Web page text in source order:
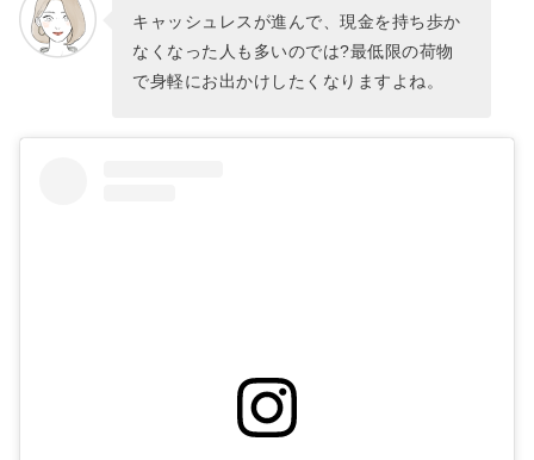
フラグメントケースで荷物も身軽に♡
あなたにオススメの記事はこちら!
キャッシュレスが進んで、現金を持ち歩か
なくなった人も多いのでは?最低限の荷物
で身軽にお出かけしたくなりますよね。